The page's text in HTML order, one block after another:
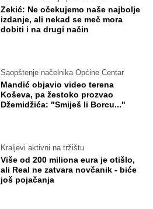
Zekić: Ne očekujemo naše najbolje
izdanje, ali nekad se meč mora
dobiti i na drugi način
Saopštenje načelnika Općine Centar
Mandić objavio video terena
Koševa, pa žestoko prozvao
Džemidžića: "Smiješ li Borcu..."
Kraljevi aktivni na tržištu
Više od 200 miliona eura je otišlo,
ali Real ne zatvara novčanik - biće
još pojačanja